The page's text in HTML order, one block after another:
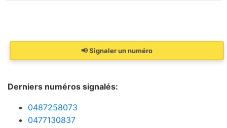
📢 Signaler un numéro
Derniers numéros signalés:
0487258073
0477130837